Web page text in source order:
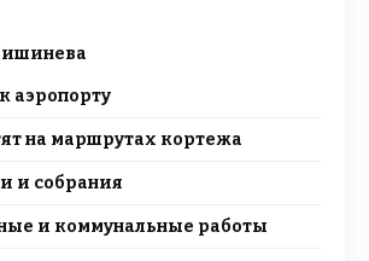
аэропорту
на маршрутах кортежа
и собрания
и коммунальные работы